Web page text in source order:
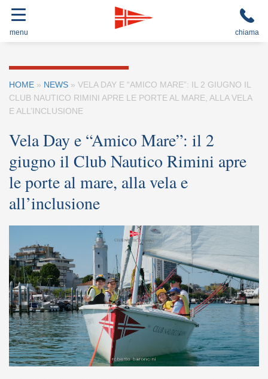
menu chiama
HOME » NEWS » VELA DAY E “AMICO MARE”: IL 2 GIUGNO IL
CLUB NAUTICO RIMINI APRE LE PORTE AL MARE, ALLA VELA
E ALL’INCLUSIONE
Vela Day e “Amico Mare”: il 2
giugno il Club Nautico Rimini apre
le porte al mare, alla vela e
all’inclusione